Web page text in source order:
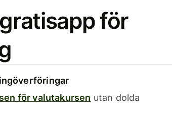
för
för valutakursen utan dolda